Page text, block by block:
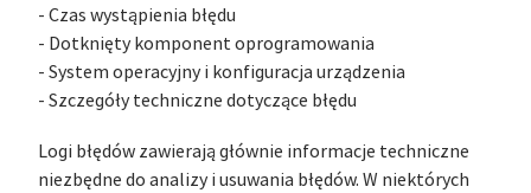
- Czas wystąpienia błędu
- Dotknięty komponent oprogramowania
- System operacyjny i konfiguracja urządzenia
- Szczegóły techniczne dotyczące błędu
Logi błędów zawierają głównie informacje techniczne
niezbędne do analizy i usuwania błędów. W niektórych